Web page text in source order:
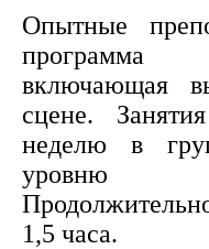
Опытные
программа
включающая
сцене.
неделю в
уровню
1,5 часа.